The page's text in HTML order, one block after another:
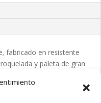
fabricado en resistente
y paleta de gran
de materias primas
contaminantes.